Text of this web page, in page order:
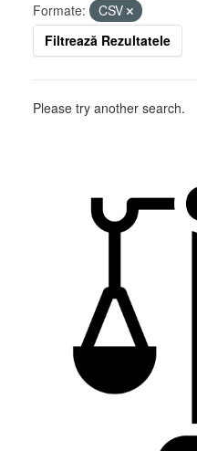
Formate:
CSV
Filtrează Rezultatele
Please try another search.